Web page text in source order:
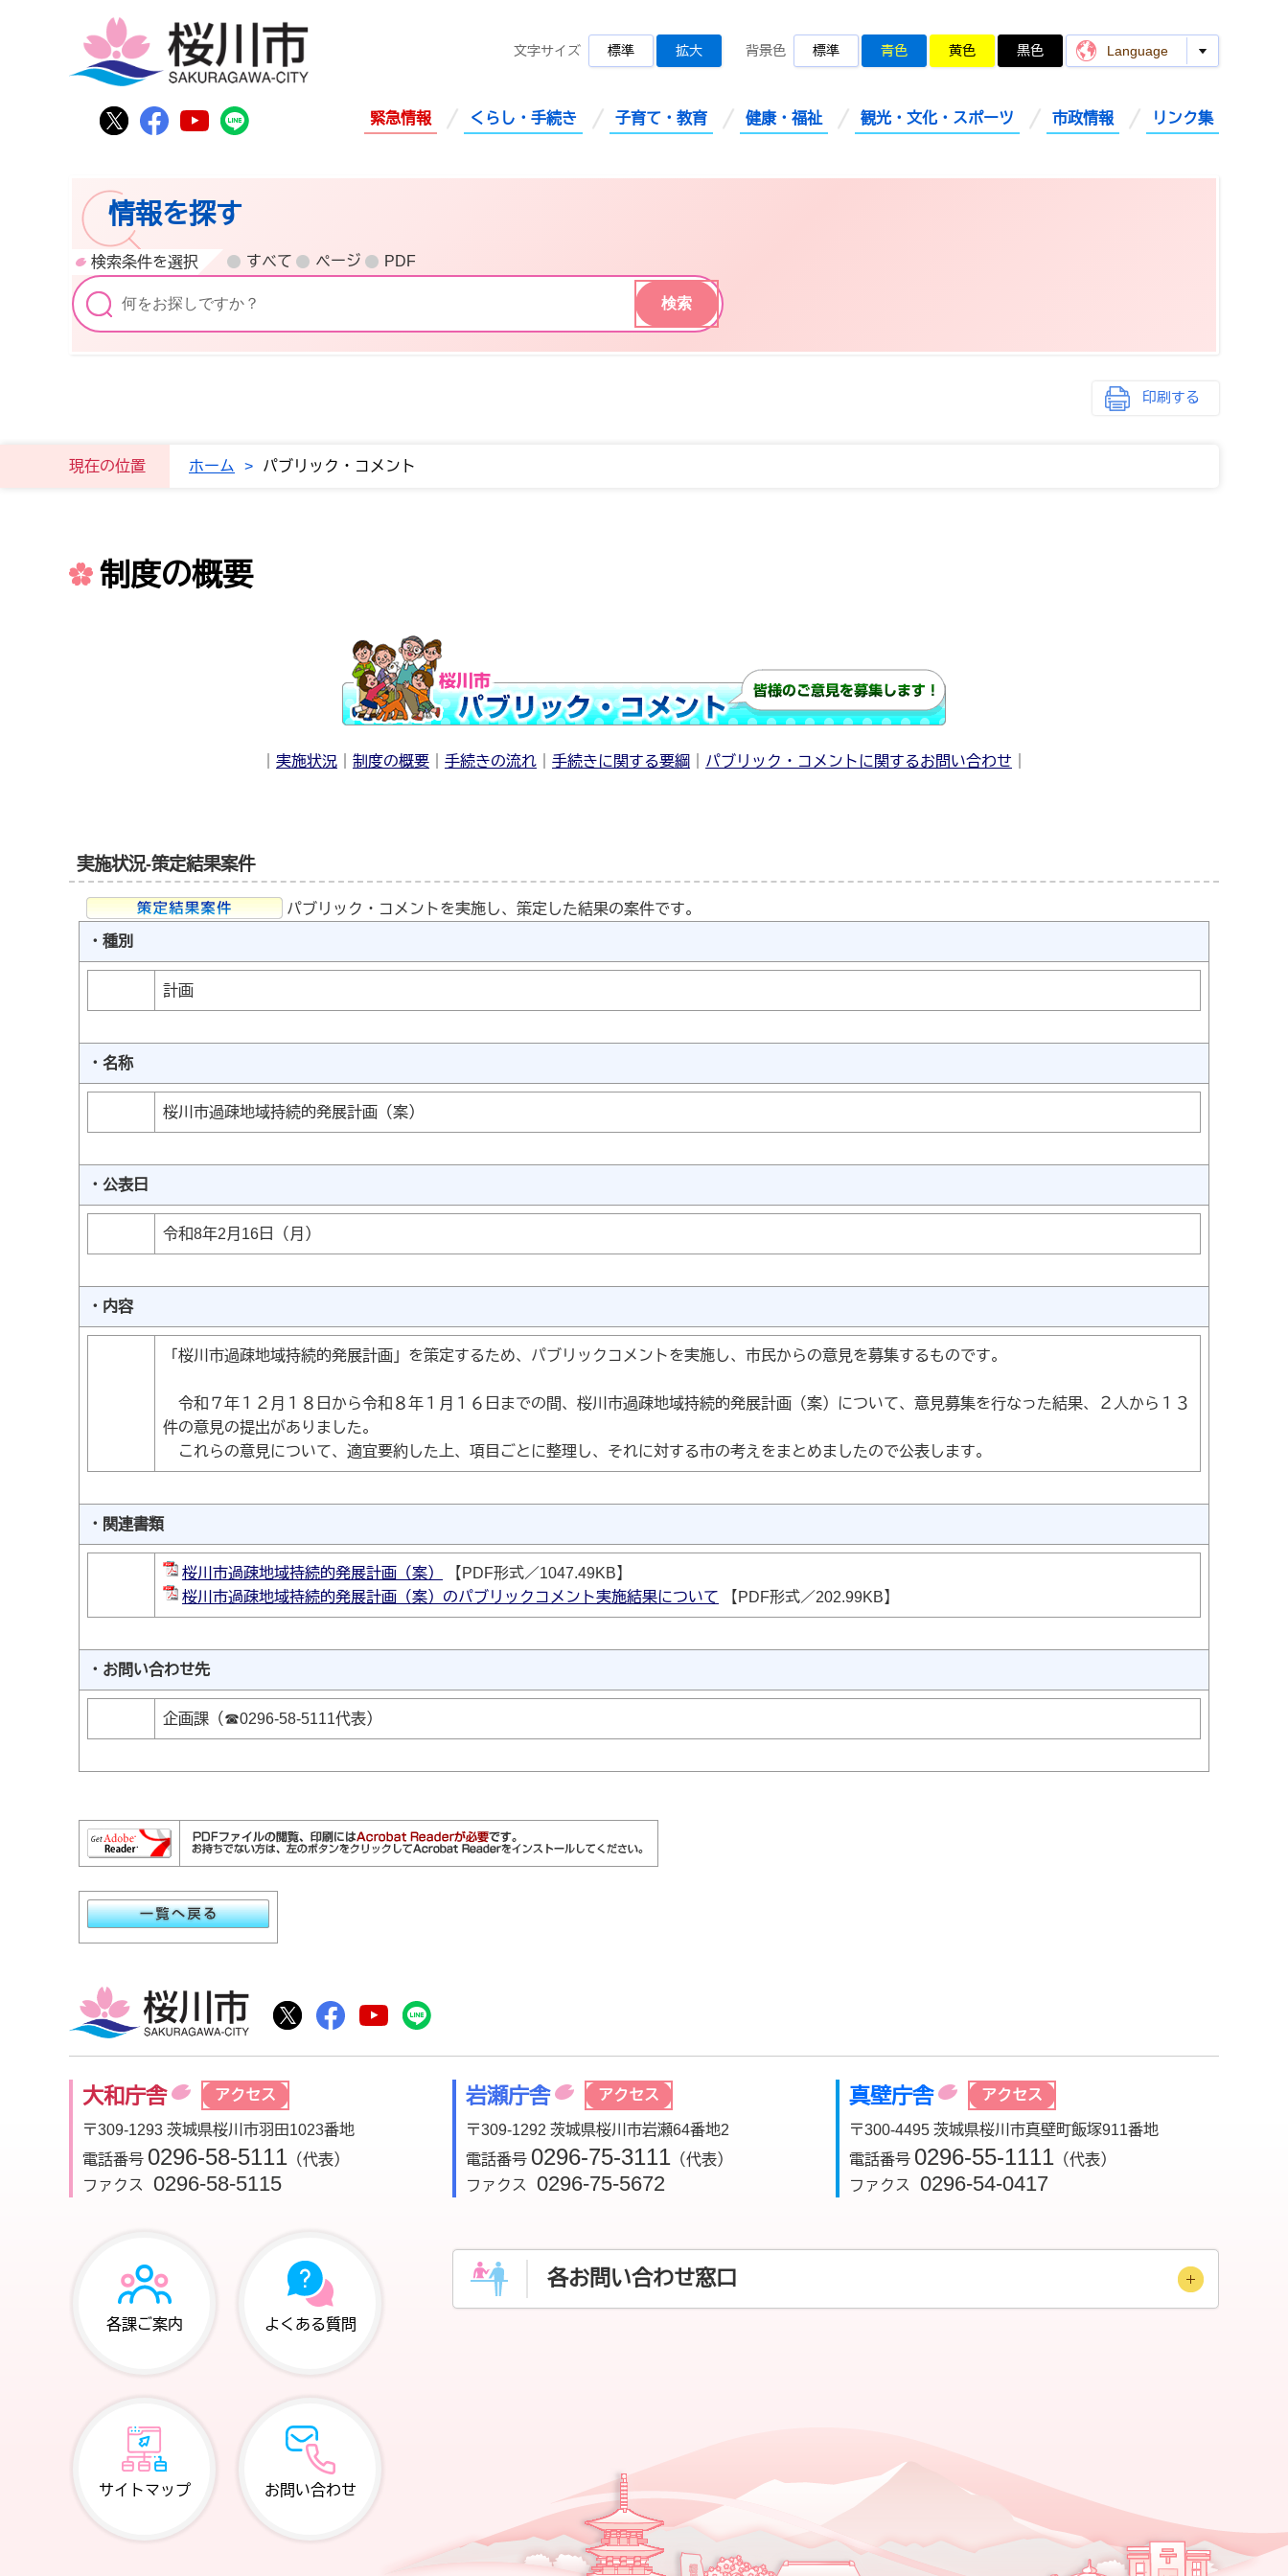
桜川市公式Twitter
桜川市公式Facebook
桜川市公式YouTube
桜川市公式LINE
文字サイズ 標準 拡大 背景色 標準 青色 黄色 黒色 Language
緊急情報 くらし・手続き 子育て・教育 健康・福祉 観光・文化・スポーツ 市政情報 リンク集
情報を探す
検索条件を選択 すべて ページ PDF
印刷する
現在の位置 ホーム > パブリック・コメント
制度の概要
実施状況 制度の概要 手続きの流れ 手続きに関する要綱 パブリック・コメントに関するお問い合わせ
実施状況-策定結果案件
パブリック・コメントを実施し、策定した結果の案件です。
・種別
計画
・名称
桜川市過疎地域持続的発展計画（案）
・公表日
令和8年2月16日（月）
・内容
「桜川市過疎地域持続的発展計画」を策定するため、パブリックコメントを実施し、市民からの意見を募集するものです。
令和７年１２月１８日から令和８年１月１６日までの間、桜川市過疎地域持続的発展計画（案）について、意見募集を行なった結果、２人から１３
件の意見の提出がありました。
これらの意見について、適宜要約した上、項目ごとに整理し、それに対する市の考えをまとめましたので公表します。
・関連書類
桜川市過疎地域持続的発展計画（案）
【PDF形式／1047.49KB】
桜川市過疎地域持続的発展計画（案）のパブリックコメント実施結果について 【PDF形式／202.99KB】
・お問い合わせ先
企画課（☎0296‐58‐5111代表）
桜川市公式Twitter
桜川市公式Facebook
桜川市公式YouTube
大和庁舎 アクセス
〒309-1293 茨城県桜川市羽田1023番地
電話番号 0296-58-5111 （代表）
ファクス
0296-58-5115
岩瀬庁舎 アクセス
〒309-1292 茨城県桜川市岩瀬64番地2
電話番号 0296-75-3111 （代表）
ファクス
0296-75-5672
真壁庁舎 アクセス
〒300-4495 茨城県桜川市真壁町飯塚911番地
電話番号 0296-55-1111 （代表）
ファクス
0296-54-0417
各課ご案内 よくある質問
サイトマップ お問い合わせ
各お問い合わせ窓口